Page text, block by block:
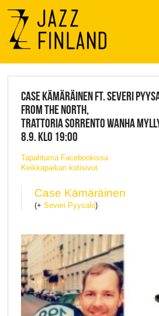
Menu
JAZZ FINLAND LIVE
CASE KÄMÄRÄINEN FT. SEVERI
FROM THE NORTH,
TRATTORIA SORRENTO WANHA
8.9. KLO 19:00
Tapahtuma Facebookissa
Keikkapaikan kotisivut
Case Kämäräinen
(+ Severi Pyysalo)